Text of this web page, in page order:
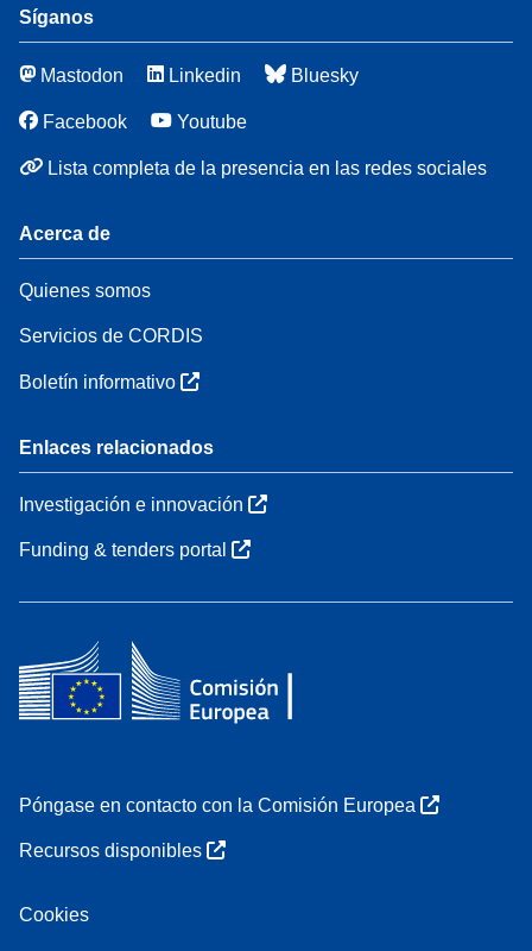
Síganos
Mastodon Linkedin Bluesky
Facebook Youtube
Lista completa de la presencia en las redes sociales
Acerca de
Quienes somos
Servicios de CORDIS
Boletín informativo
Enlaces relacionados
Investigación e innovación
Funding & tenders portal
Póngase en contacto con la Comisión Europea
Recursos disponibles
Cookies